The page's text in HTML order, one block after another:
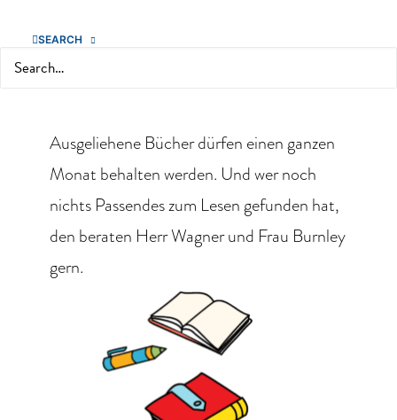
SEARCH
Search und in aller Ruhe in die Welt der Literatur
abzutauchen.
Ausgeliehene Bücher dürfen einen ganzen
Monat behalten werden. Und wer noch
nichts Passendes zum Lesen gefunden hat,
den beraten Herr Wagner und Frau Burnley
gern.